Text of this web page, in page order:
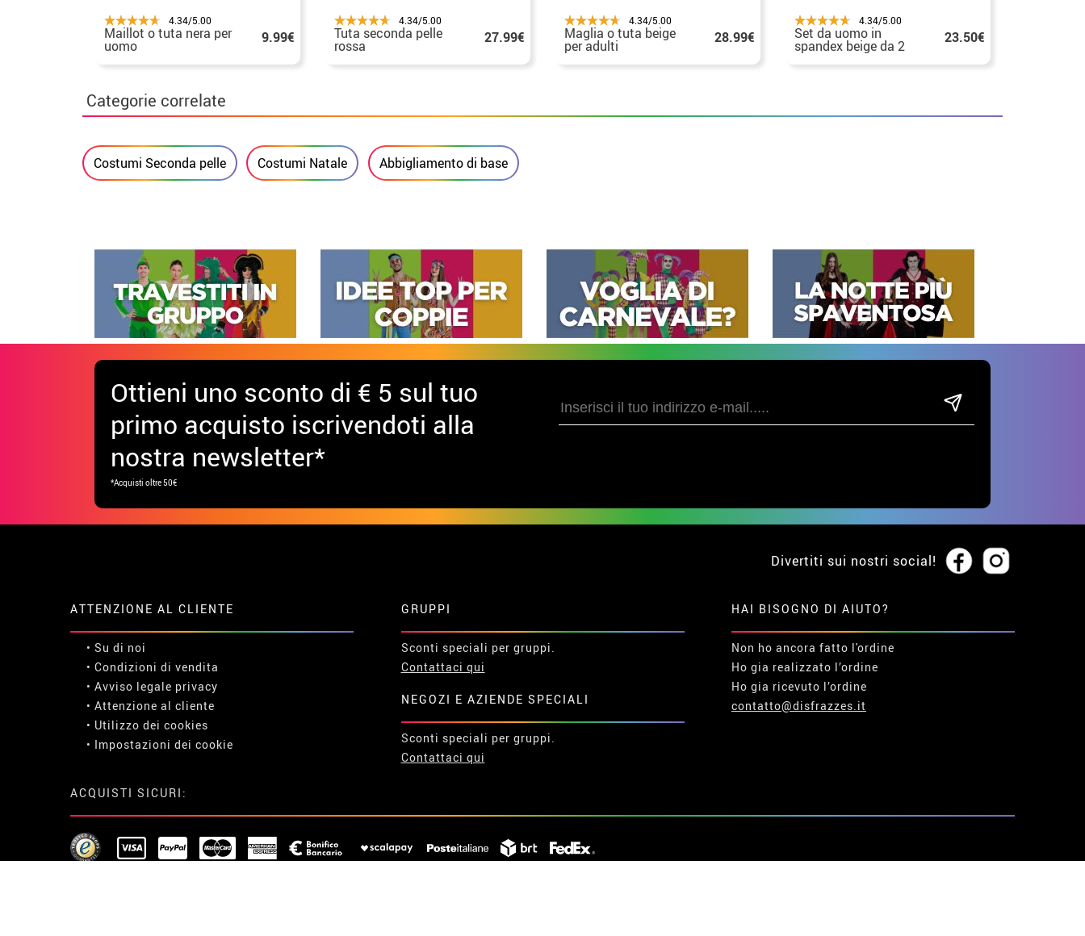
4.34/5.00
Maillot o tuta nera per
uomo 9.99€
4.34/5.00
Tuta seconda pelle
rossa 27.99€
4.34/5.00
Maglia o tuta beige
per adulti 28.99€
4.34/5.00
Set da uomo in
spandex beige da 2
pezzi
23.50€
Categorie correlate
Costumi Seconda pelle Costumi Natale Abbigliamento di base
Ottieni uno sconto di € 5 sul tuo
primo acquisto iscrivendoti alla
nostra newsletter*
*Acquisti oltre 50€
Divertiti sui nostri social!
ATTENZIONE AL CLIENTE
• Su di noi
• Condizioni di vendita
• Avviso legale privacy
• Attenzione al cliente
• Utilizzo dei cookies
• Impostazioni dei cookie
GRUPPI
Sconti speciali per gruppi.
Contattaci qui
NEGOZI E AZIENDE SPECIALI
Sconti speciali per gruppi.
Contattaci qui
HAI BISOGNO DI AIUTO?
Non ho ancora fatto l'ordine
Ho gia realizzato l’ordine
Ho gia ricevuto l’ordine
contatto@disfrazzes.it
ACQUISTI SICURI: